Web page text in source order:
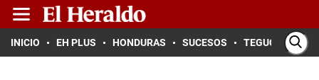
INICIO EH PLUS HONDURAS SUCESOS TEGUCIGALPA